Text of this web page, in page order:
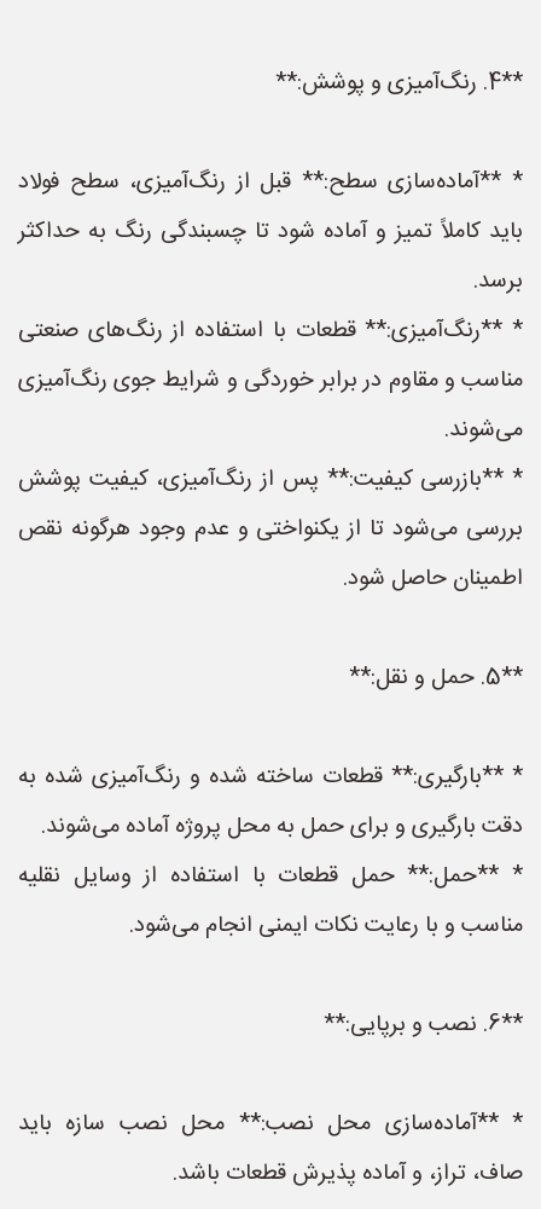
**4. رنگ‌آمیزی و پوشش:**
* **آماده‌سازی سطح:** قبل از رنگ‌آمیزی، سطح فولاد
باید کاملاً تمیز و آماده شود تا چسبندگی رنگ به حداکثر
برسد.
* **رنگ‌آمیزی:** قطعات با استفاده از رنگ‌های صنعتی
مناسب و مقاوم در برابر خوردگی و شرایط جوی رنگ‌آمیزی
می‌شوند.
* **بازرسی کیفیت:** پس از رنگ‌آمیزی، کیفیت پوشش
بررسی می‌شود تا از یکنواختی و عدم وجود هرگونه نقص
اطمینان حاصل شود.
**5. حمل و نقل:**
* **بارگیری:** قطعات ساخته شده و رنگ‌آمیزی شده به
دقت بارگیری و برای حمل به محل پروژه آماده می‌شوند.
* **حمل:** حمل قطعات با استفاده از وسایل نقلیه
مناسب و با رعایت نکات ایمنی انجام می‌شود.
**6. نصب و برپایی:**
* **آماده‌سازی محل نصب:** محل نصب سازه باید
صاف، تراز، و آماده پذیرش قطعات باشد.